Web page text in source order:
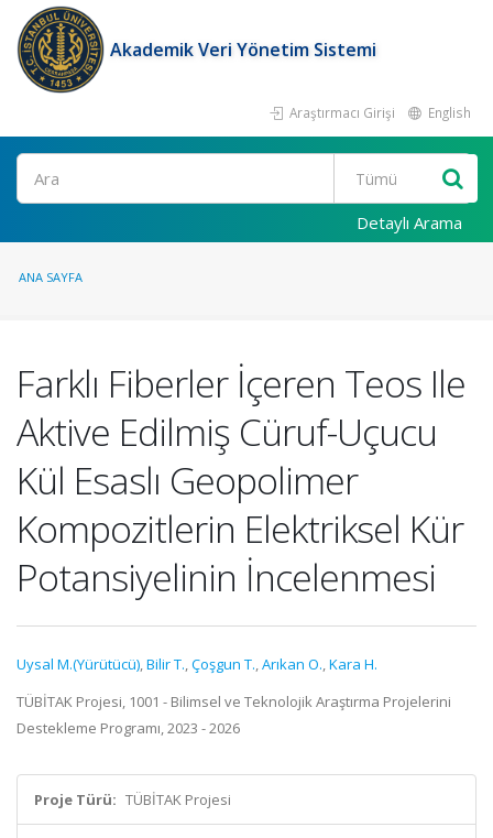
Akademik Veri Yönetim Sistemi
Araştırmacı Girişi English
Ara
Detaylı Arama
ANA SAYFA
Farklı Fiberler İçeren Teos Ile
Aktive Edilmiş Cüruf-Uçucu
Kül Esaslı Geopolimer
Kompozitlerin Elektriksel Kür
Potansiyelinin İncelenmesi
Uysal M.(Yürütücü),Bilir T.,Çoşgun T.,Arıkan O.,Kara H.
TÜBİTAK Projesi, 1001 - Bilimsel ve Teknolojik Araştırma Projelerini
Destekleme Programı, 2023 - 2026
Proje Türü: TÜBİTAK Projesi